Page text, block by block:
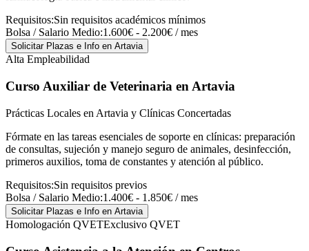
Requisitos:Sin requisitos académicos mínimos
Bolsa / Salario Medio:1.600€ - 2.200€ / mes
Solicitar Plazas e Info en Artavia
Alta Empleabilidad
Curso Auxiliar de Veterinaria en Artavia
Prácticas Locales en Artavia y Clínicas Concertadas
Fórmate en las tareas esenciales de soporte en clínicas: preparación
de consultas, sujeción y manejo seguro de animales, desinfección,
primeros auxilios, toma de constantes y atención al público.
Requisitos:Sin requisitos previos
Bolsa / Salario Medio:1.400€ - 1.850€ / mes
Solicitar Plazas e Info en Artavia
Homologación QVETExclusivo QVET